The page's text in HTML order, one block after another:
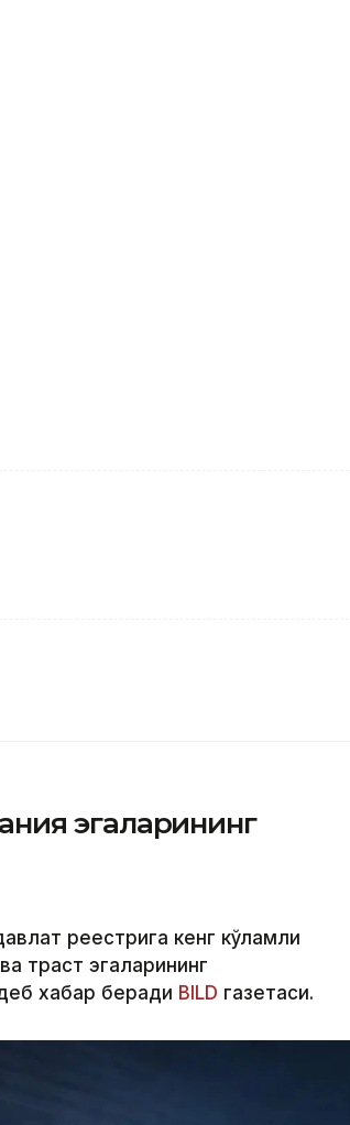
эгаларининг
реестрига кенг кўламли
траст эгаларининг
хабар беради BILD газетаси.